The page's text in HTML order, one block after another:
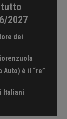
tutto
2027
dei
Auto) è il “re”
Italiani